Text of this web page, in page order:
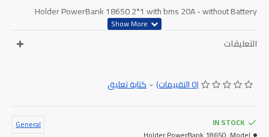
Holder PowerBank 18650 2*1 with bms 20A - without Battery
التعليقات
(0 التقييمات) - كتابة تعليق
IN STOCK
General